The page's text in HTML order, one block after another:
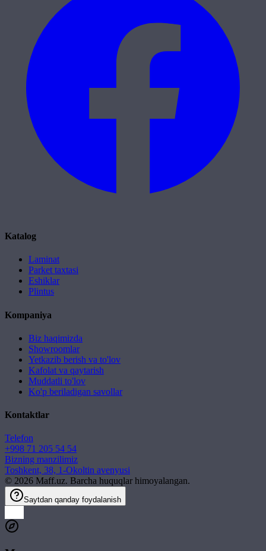
Katalog
Laminat
Parket taxtasi
Eshiklar
Plintus
Kompaniya
Biz haqimizda
Showroomlar
Yetkazib berish va to'lov
Kafolat va qaytarish
Muddatli to'lov
Ko'p beriladigan savollar
Kontaktlar
Telefon
+998 71 205 54 54
Bizning manzilimiz
Toshkent, 38, 1-Okoltin avenyusi
© 2026 Maff.uz. Barcha huquqlar himoyalangan.
Saytdan qanday foydalanish